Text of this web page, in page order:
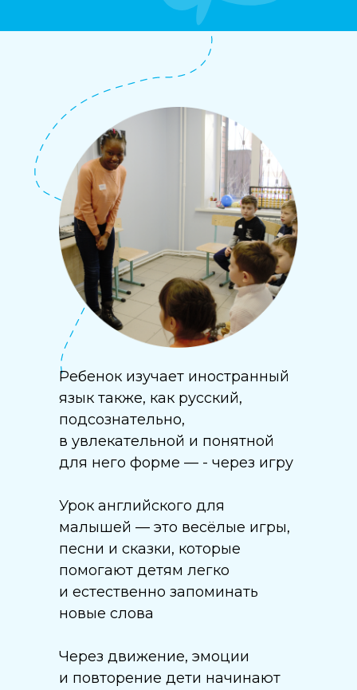
Ребенок изучает иностранный
язык также, как русский,
подсознательно,
в увлекательной и понятной
для него форме — - через игру
Урок английского для
малышей — это весёлые игры,
песни и сказки, которые
помогают детям легко
и естественно запоминать
новые слова
Через движение, эмоции
и повторение дети начинают